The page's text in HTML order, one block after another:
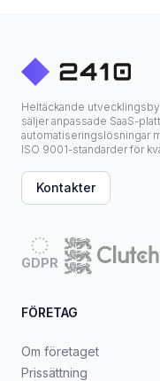
Heltäckande
säljer anpassade SaaS-
automatiseringslösningar
ISO 9001-standarder för
Kontakter
GDPR
FÖRETAG
Om företaget
Prissättning